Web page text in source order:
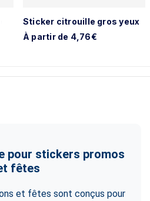
Sticker citrouille gros yeux
À partir de 4,76€
pour stickers promos
fêtes
et fêtes sont conçus pour